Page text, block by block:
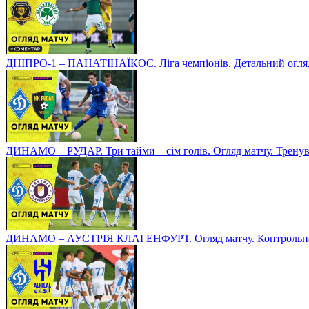
ДНІПРО-1 – ПАНАТІНАЇКОС. Ліга чемпіонів. Детальний
ДИНАМО – РУДАР. Три тайми – сім голів. Огляд матчу.
ДИНАМО – АУСТРІЯ КЛАГЕНФУРТ. Огляд матчу.